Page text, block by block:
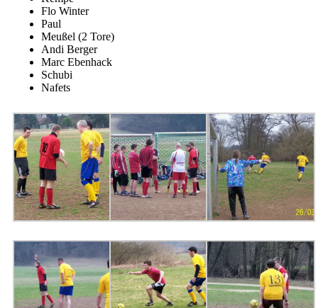
Flo Winter
Paul
Meußel (2 Tore)
Andi Berger
Marc Ebenhack
Schubi
Nafets